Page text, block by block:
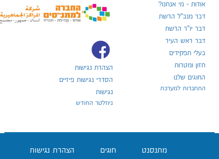
אודות - מי אנחנו?
דבר מנכ"ל הרשת
דבר יו"ר הרשת
דבר ראש העיר
בעלי תפקידים
חזון ומטרות
החוגים שלנו
התחברות למערכת
הצהרת נגישות
הסדרי נגישות פיזיים
נגישות
ניוזלטר החודש
מתנסנט חוגים הצהרת נגישות